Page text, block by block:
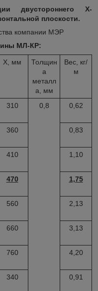
двустороннего Х-
плоскости.
МЛ-КР:
X, мм
Толщин
а
металл
а, мм
Вес, кг/
м
310 0,8 0,62
360 0,83
410 1,10
470 1,75
560 2,13
660 3,13
760 4,20
340 0,91